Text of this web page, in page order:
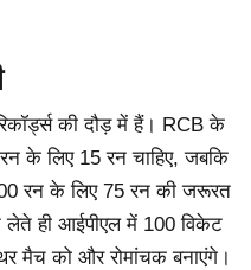
की दौड़ में हैं। RCB के
के लिए 15 रन चाहिए, जबकि
रन के लिए 75 रन की जरूरत
ही आईपीएल में 100 विकेट
मैच को और रोमांचक बनाएंगे।